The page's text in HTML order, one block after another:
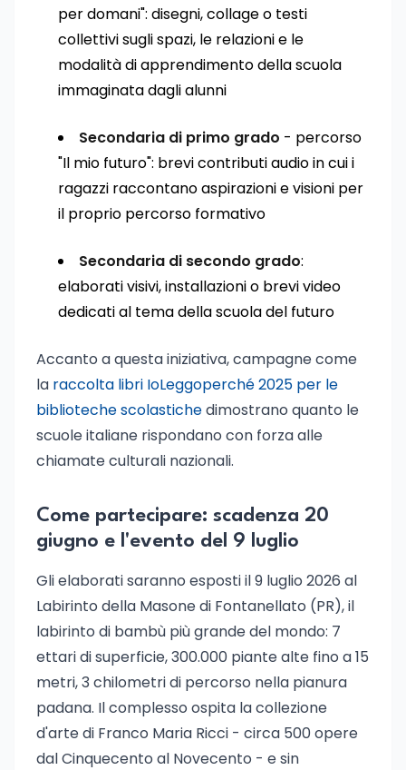
per domani": disegni, collage o testi
collettivi sugli spazi, le relazioni e le
modalità di apprendimento della scuola
immaginata dagli alunni
Secondaria di primo grado - percorso
"Il mio futuro": brevi contributi audio in cui i
ragazzi raccontano aspirazioni e visioni per
il proprio percorso formativo
Secondaria di secondo grado:
elaborati visivi, installazioni o brevi video
dedicati al tema della scuola del futuro
Accanto a questa iniziativa, campagne come
la raccolta libri IoLeggoperché 2025 per le
biblioteche scolastichedimostrano quanto le
scuole italiane rispondano con forza alle
chiamate culturali nazionali.
Come partecipare: scadenza 20
giugno e l'evento del 9 luglio
Gli elaborati saranno esposti il 9 luglio 2026 al
Labirinto della Masone di Fontanellato (PR), il
labirinto di bambù più grande del mondo: 7
ettari di superficie, 300.000 piante alte fino a 15
metri, 3 chilometri di percorso nella pianura
padana. Il complesso ospita la collezione
d'arte di Franco Maria Ricci - circa 500 opere
dal Cinquecento al Novecento - e sin